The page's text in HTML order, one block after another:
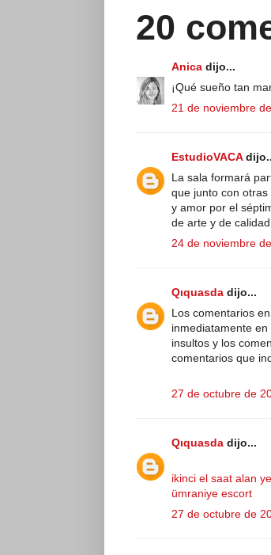
20
Anica dijo...
¡Qué sueño tan
21 de noviembre
EstudioVACA
La sala formará
que junto con
y amor por el
de arte y de calidad.
24 de noviembre
Qıquasda dijo...
Los comentarios
inmediatamente
insultos y los
comentarios que
27 de octubre de
Qıquasda dijo...
ikinci el saat alan
ümraniye escort
27 de octubre de